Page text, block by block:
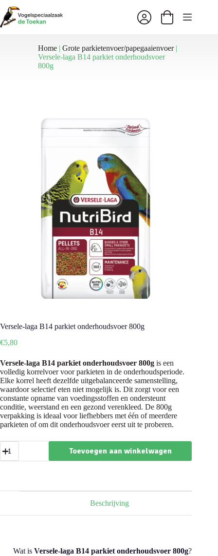
naar
de
inhoud
Winkelwagen
Home |Grote parkietenvoer/papegaaienvoer|
Versele-laga B14 parkiet onderhoudsvoer
800g
Versele-laga B14 parkiet onderhoudsvoer 800g
€5,80
Versele-laga B14 parkiet onderhoudsvoer 800g is een
volledig korrelvoer voor parkieten in de onderhoudsperiode.
Elke korrel heeft dezelfde uitgebalanceerde samenstelling,
waardoor selectief eten niet mogelijk is. Dit zorgt voor een
constante opname van voedingsstoffen en ondersteunt
conditie, weerstand en een gezond verenkleed. De 800g
verpakking is ideaal voor liefhebbers met één of meerdere
parkieten of om dit onderhoudsvoer eerst uit te proberen.
laga
B14
Toevoegen aan winkelwagen
Beschrijving
Wat is Versele-laga B14 parkiet onderhoudsvoer 800g?